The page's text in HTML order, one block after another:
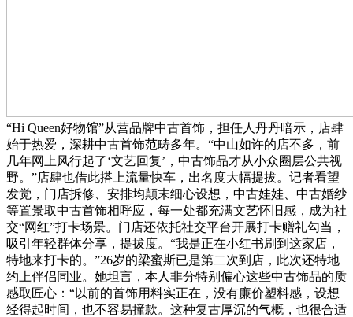
“Hi Queen好物馆”从营品牌中古首饰，担任人丹丹暗示，店肆
始于热爱，深耕中古首饰范畴多年。“中山如许的店不多，前
几年网上风行起了‘文艺回复’，中古饰品才从小众圈层公共视
野。”店肆也借此搭上流量快车，出名度大幅提拔。记者看望
发觉，门店拆修、安排均颠末细心设想，中古娃娃、中古婚纱
等置景取中古首饰相呼应，每一处都充满文艺怀旧感，成为社
交“网红”打卡场景。门店还依托社交平台开展打卡赠礼勾当，
吸引年轻群体分享，提拔度。“我是正在小红书刷到这家店，
特地来打卡的。”26岁的梁蜜斯已是第二次到店，此次还特地
约上伴侣同业。她坦言，本人非分特别偏心这些中古饰品的质
感取匠心：“以前的首饰用料实正在，没有廉价塑料感，设想
经得起时间，也不容易撞款。这种复古厚沉的气概，也很合适